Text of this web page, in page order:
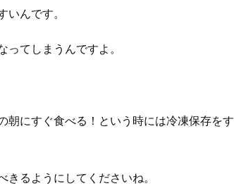
んです。
てしまうんですよ。
朝にすぐ食べる！という時には冷凍保存をす
るようにしてくださいね。